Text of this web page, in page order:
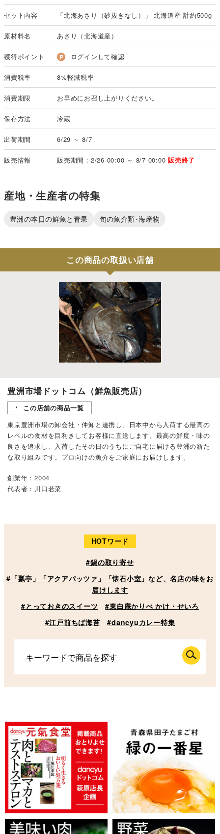
セット内容 「北海あさり（砂抜きなし）」 北海道産 計約500g
原材料名 あさり（北海道産）
獲得ポイント ログインして確認
消費税率 8%軽減税率
消費期限 お早めにお召し上がりください。
保存方法 冷蔵
出荷期間 6/29 ～ 8/7
販売情報 販売期間：2/26 00:00 ～ 8/7 00:00販売終了
産地・生産者の特集
豊洲の本日の鮮魚と青果 旬の魚介類･海産物
この商品の取扱い店舗
豊洲市場ドットコム（鮮魚販売店）
この店舗の商品一覧
東京豊洲市場の卸会社・仲卸と連携し、日本中から入荷する最高の
レベルの食材を目利きしてお客様に直送します。最高の鮮度・味の
良さを追求し、入荷したその日のうちにご自宅に届ける豊洲の新た
な取り組みです。プロ向けの魚介をご家庭にお届けします。
創業年：2004
代表者：川口若菜
HOTワード
#鍋の取り寄せ
#「瓢亭」「アクアパッツァ」「懐石小室」など、名店の味をお
届けします
#とっておきのスイーツ
#東白庵かりべ かけ・せいろ
#江戸前ちば海苔
#dancyuカレー特集